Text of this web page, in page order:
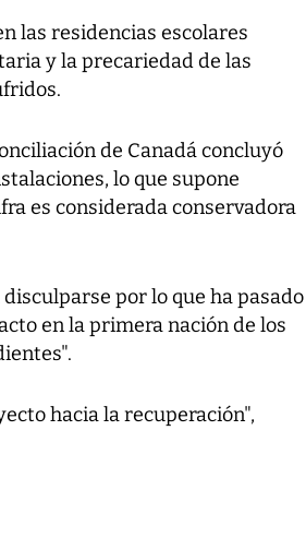
las residencias escolares
y la precariedad de las
de Canadá concluyó
lo que supone
es considerada conservadora
por lo que ha pasado
en la primera nación de los
hacia la recuperación",